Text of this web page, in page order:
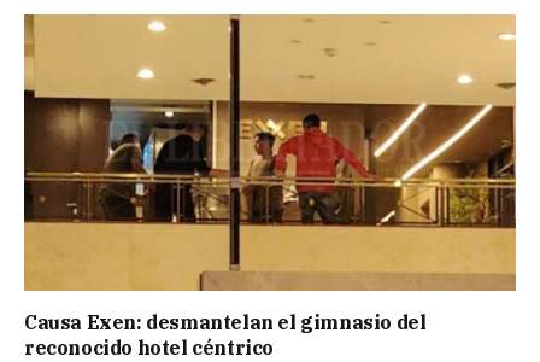
Causa Exen: desmantelan el gimnasio del
reconocido hotel céntrico